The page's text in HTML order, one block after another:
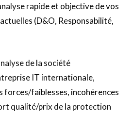
rapide et objective de vos
(D&O, Responsabilité,
de la société
IT internationale,
forces/faiblesses, incohérences
qualité/prix de la protection